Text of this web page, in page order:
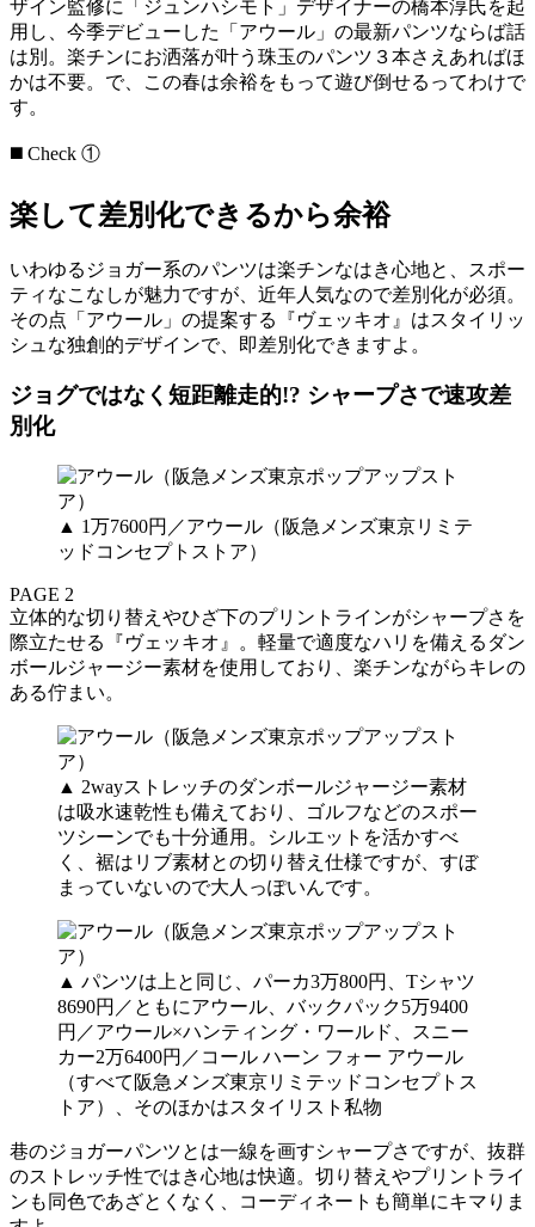
ザイン監修に「ジュンハシモト」デザイナーの橋本淳氏を起
用し、今季デビューした「アウール」の最新パンツならば話
は別。楽チンにお洒落が叶う珠玉のパンツ３本さえあればほ
かは不要。で、この春は余裕をもって遊び倒せるってわけで
す。
◼️ Check ①
楽して差別化できるから余裕
いわゆるジョガー系のパンツは楽チンなはき心地と、スポー
ティなこなしが魅力ですが、近年人気なので差別化が必須。
その点「アウール」の提案する『ヴェッキオ』はスタイリッ
シュな独創的デザインで、即差別化できますよ。
ジョグではなく短距離走的!? シャープさで速攻差
別化
▲ 1万7600円／アウール（阪急メンズ東京リミテ
ッドコンセプトストア）
PAGE 2
立体的な切り替えやひざ下のプリントラインがシャープさを
際立たせる『ヴェッキオ』。軽量で適度なハリを備えるダン
ボールジャージー素材を使用しており、楽チンながらキレの
ある佇まい。
▲ 2wayストレッチのダンボールジャージー素材
は吸水速乾性も備えており、ゴルフなどのスポー
ツシーンでも十分通用。シルエットを活かすべ
く、裾はリブ素材との切り替え仕様ですが、すぼ
まっていないので大人っぽいんです。
▲ パンツは上と同じ、パーカ3万800円、Tシャツ
8690円／ともにアウール、バックパック5万9400
円／アウール×ハンティング・ワールド、スニー
カー2万6400円／コール ハーン フォー アウール
（すべて阪急メンズ東京リミテッドコンセプトス
トア）、そのほかはスタイリスト私物
巷のジョガーパンツとは一線を画すシャープさですが、抜群
のストレッチ性ではき心地は快適。切り替えやプリントライ
ンも同色であざとくなく、コーディネートも簡単にキマりま